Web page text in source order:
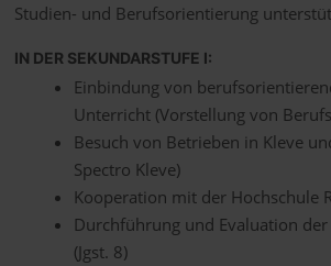
Studien- und Berufsorientierung
IN DER SEKUNDARSTUFE I:
Einbindung von
Unterricht (Vorstellung von
Besuch von Betrieben in Kleve
Spectro Kleve)
Kooperation mit der Hochschule
Durchführung und Evaluation
(Jgst. 8)